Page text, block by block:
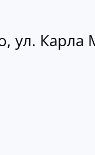
ул. Карла